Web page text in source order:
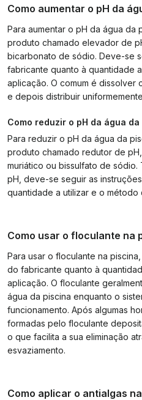
Como aumentar o pH da
Para aumentar o pH da água da
produto chamado elevador de
bicarbonato de sódio. Deve-se
fabricante quanto à quantidade
aplicação. O comum é dissolver
e depois distribuir
Como reduzir o pH da água
Para reduzir o pH da água da
produto chamado redutor de
muriático ou bissulfato de
pH, deve-se seguir as
quantidade a utilizar e o método
Como usar o floculante na
Para usar o floculante na
do fabricante quanto à
aplicação. O floculante
água da piscina enquanto o
funcionamento. Após algumas
formadas pelo floculante
o que facilita a sua eliminação
esvaziamento.
Como aplicar o antialgas